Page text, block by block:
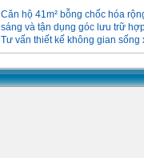
Căn hộ 41m² bỗng chốc hóa
sáng và tận dụng góc lưu trữ
Tư vấn thiết kế không gian sống